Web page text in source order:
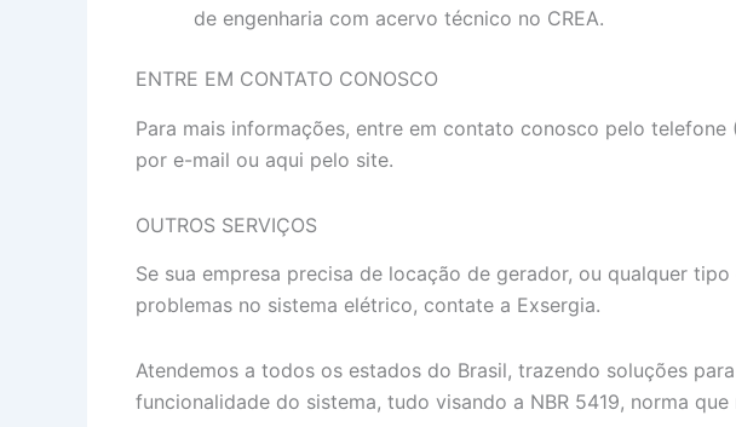
de engenharia com acervo técnico no CREA.
ENTRE EM CONTATO CONOSCO
Para mais informações, entre em contato conosco pelo
por e-mail ou aqui pelo site.
OUTROS SERVIÇOS
Se sua empresa precisa de locação de gerador, ou qualquer
problemas no sistema elétrico, contate a Exsergia.
Atendemos a todos os estados do Brasil, trazendo soluções
funcionalidade do sistema, tudo visando a NBR 5419, norma